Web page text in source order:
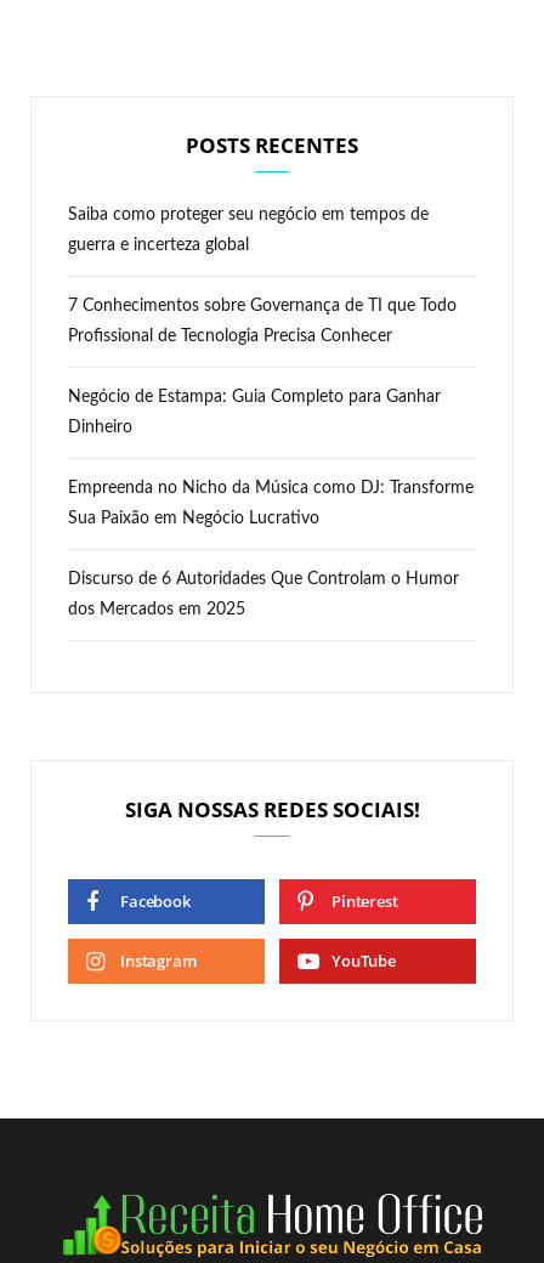
POSTS RECENTES
Saiba como proteger seu negócio em tempos de
guerra e incerteza global
7 Conhecimentos sobre Governança de TI que Todo
Profissional de Tecnologia Precisa Conhecer
Negócio de Estampa: Guia Completo para Ganhar
Dinheiro
Empreenda no Nicho da Música como DJ: Transforme
Sua Paixão em Negócio Lucrativo
Discurso de 6 Autoridades Que Controlam o Humor
dos Mercados em 2025
SIGA NOSSAS REDES SOCIAIS!
Facebook Pinterest
Instagram YouTube